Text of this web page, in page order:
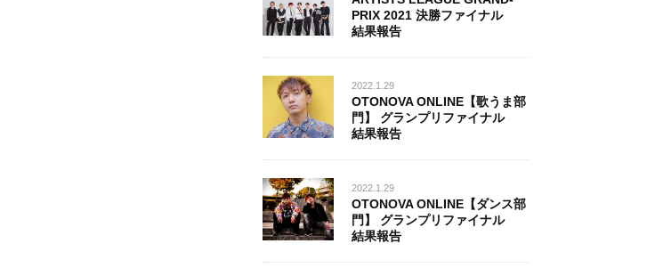
PRIX 2021 決勝ファイナル
結果報告
2022.1.29
OTONOVA ONLINE【歌うま部
門】 グランプリファイナル
結果報告
2022.1.29
OTONOVA ONLINE【ダンス部
門】 グランプリファイナル
結果報告